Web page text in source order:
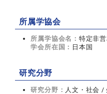
所属学協会
所属学協会名： 特定非
学会所在国： 日本国
研究分野
研究分野： 人文・社会 /